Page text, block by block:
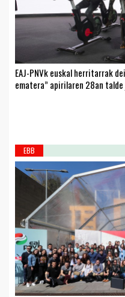
EAJ-PNVk euskal herritarrak
ematera” apirilaren 28an
EBB